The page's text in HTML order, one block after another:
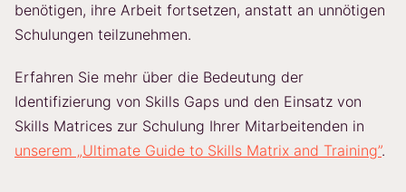
benötigen, ihre Arbeit fortsetzen, anstatt an unnötigen
Schulungen teilzunehmen.
Erfahren Sie mehr über die Bedeutung der
Identifizierung von Skills Gaps und den Einsatz von
Skills Matrices zur Schulung Ihrer Mitarbeitenden in
unserem „Ultimate Guide to Skills Matrix and Training”.